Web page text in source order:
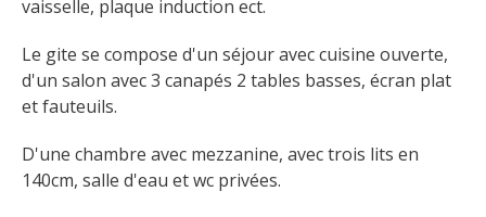
l'UNESCO
vaisselle, plaque induction ect.
Le gite se compose d'un séjour avec cuisine ouverte,
d'un salon avec 3 canapés 2 tables basses, écran plat
et fauteuils.
D'une chambre avec mezzanine, avec trois lits en
140cm, salle d'eau et wc privées.